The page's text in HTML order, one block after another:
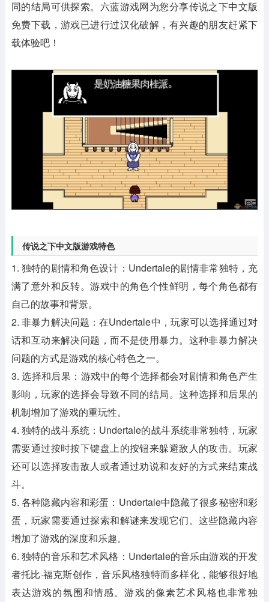
同的结局可供探索。六蓝游戏网为您分享传说之下中文版
免费下载，游戏已进行过汉化破解，有兴趣的朋友赶紧下
载体验吧！
传说之下中文版游戏特色
1. 独特的剧情和角色设计：Undertale的剧情非常独特，充
满了意外和反转。游戏中的角色个性鲜明，每个角色都有
自己的故事和背景。
2. 非暴力解决问题：在Undertale中，玩家可以选择通过对
话和互动来解决问题，而不是使用暴力。这种非暴力解决
问题的方式是游戏的核心特色之一。
3. 选择和后果：游戏中的每个选择都会对剧情和角色产生
影响，玩家的选择会导致不同的结局。这种选择和后果的
机制增加了游戏的重玩性。
4. 独特的战斗系统：Undertale的战斗系统非常独特，玩家
需要通过按时按下键盘上的按钮来躲避敌人的攻击。玩家
还可以选择攻击敌人或者通过劝说和友好的方式来结束战
斗。
5. 各种隐藏内容和彩蛋：Undertale中隐藏了很多秘密和彩
蛋，玩家需要通过探索和解谜来发现它们。这些隐藏内容
增加了游戏的深度和乐趣。
6. 独特的音乐和艺术风格：Undertale的音乐由游戏的开发
者托比·福克斯创作，音乐风格独特而多样化，能够很好地
表达游戏的氛围和情感。游戏的像素艺术风格也非常独